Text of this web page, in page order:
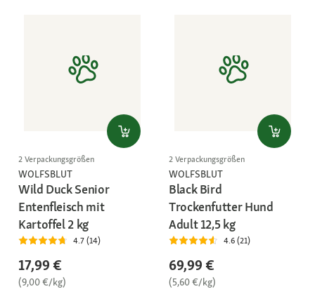
2 Verpackungsgrößen
WOLFSBLUT
Wild Duck Senior
Entenfleisch mit
Kartoffel 2 kg
4.7 (14)
17,99 €
(9,00 €/kg)
2 Verpackungsgrößen
WOLFSBLUT
Black Bird
Trockenfutter Hund
Adult 12,5 kg
4.6 (21)
69,99 €
(5,60 €/kg)